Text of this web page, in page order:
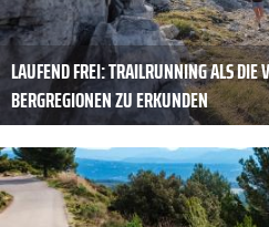
LAUFEND FREI: TRAILRUNNING ALS
BERGREGIONEN ZU ERKUNDEN